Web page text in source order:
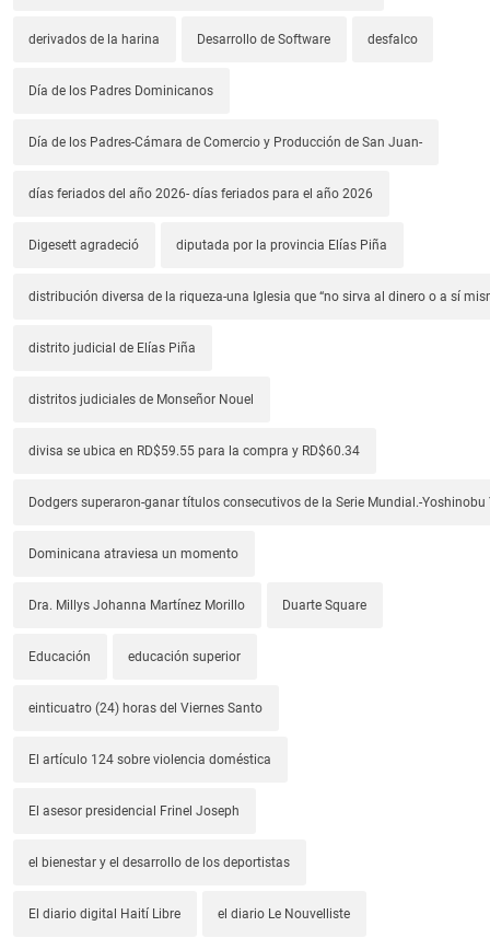
derivados de la harina Desarrollo de Software desfalco
Día de los Padres Dominicanos
Día de los Padres-Cámara de Comercio y Producción de San Juan-
días feriados del año 2026- días feriados para el año 2026
Digesett agradeció diputada por la provincia Elías Piña
distribución diversa de la riqueza-una Iglesia que “no sirva al dinero o a sí
distrito judicial de Elías Piña
distritos judiciales de Monseñor Nouel
divisa se ubica en RD$59.55 para la compra y RD$60.34
Dodgers superaron-ganar títulos consecutivos de la Serie Mundial.-
Dominicana atraviesa un momento
Dra. Millys Johanna Martínez Morillo Duarte Square
Educación educación superior
einticuatro (24) horas del Viernes Santo
El artículo 124 sobre violencia doméstica
El asesor presidencial Frinel Joseph
el bienestar y el desarrollo de los deportistas
El diario digital Haití Libre el diario Le Nouvelliste